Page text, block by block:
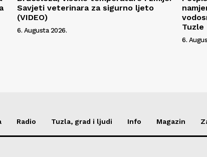
Savjeti veterinara za sigurno ljeto
(VIDEO)
6. Augusta 2026.
Tuzle
6.
Radio Tuzla, grad i ljudi Info Magazin